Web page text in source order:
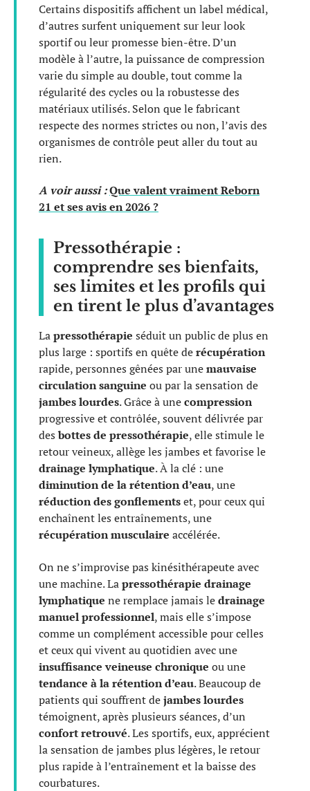
Certains dispositifs affichent un label médical,
d’autres surfent uniquement sur leur look
sportif ou leur promesse bien-être. D’un
modèle à l’autre, la puissance de compression
varie du simple au double, tout comme la
régularité des cycles ou la robustesse des
matériaux utilisés. Selon que le fabricant
respecte des normes strictes ou non, l’avis des
organismes de contrôle peut aller du tout au
rien.
A voir aussi :Que valent vraiment Reborn
21 et ses avis en 2026 ?
Pressothérapie :
comprendre ses bienfaits,
ses limites et les profils qui
en tirent le plus d’avantages
Lapressothérapie séduit un public de plus en
plus large : sportifs en quête derécupération
rapide, personnes gênées par unemauvaise
circulation sanguine ou par la sensation de
jambes lourdes. Grâce à unecompression
progressive et contrôlée, souvent délivrée par
desbottes de pressothérapie, elle stimule le
retour veineux, allège les jambes et favorise le
drainage lymphatique. À la clé : une
diminution de la rétention d’eau, une
réduction des gonflementset, pour ceux qui
enchaînent les entraînements, une
récupération musculaire accélérée.
On ne s’improvise pas kinésithérapeute avec
une machine. Lapressothérapie drainage
lymphatique ne remplace jamais ledrainage
manuel professionnel, mais elle s’impose
comme un complément accessible pour celles
et ceux qui vivent au quotidien avec une
insuffisance veineuse chronique ou une
tendance à la rétention d’eau. Beaucoup de
patients qui souffrent dejambes lourdes
témoignent, après plusieurs séances, d’un
confort retrouvé. Les sportifs, eux, apprécient
la sensation de jambes plus légères, le retour
plus rapide à l’entraînement et la baisse des
courbatures.